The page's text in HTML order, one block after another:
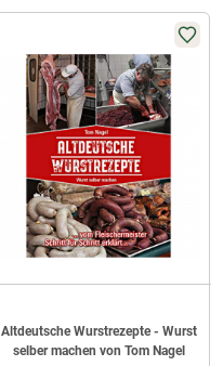
Altdeutsche Wurstrezepte - Wurst
selber machen von Tom Nagel